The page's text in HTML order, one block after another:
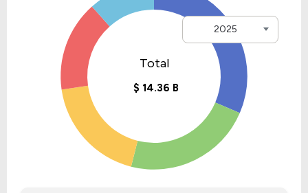
2025